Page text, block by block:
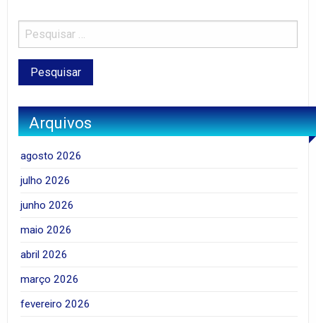
Arquivos
agosto 2026
julho 2026
junho 2026
maio 2026
abril 2026
março 2026
fevereiro 2026